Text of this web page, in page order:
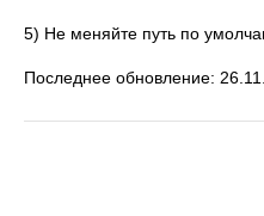
5) Не меняйте путь по
Последнее обновление: